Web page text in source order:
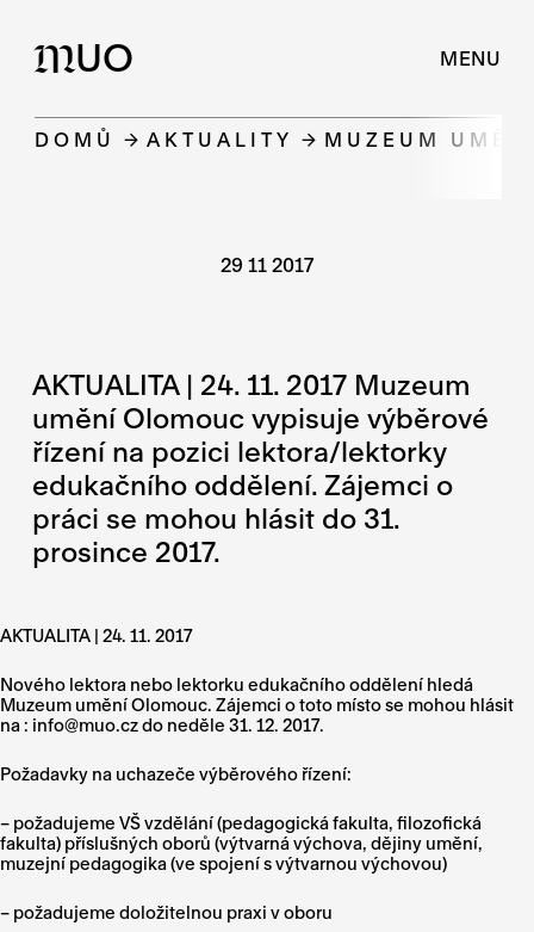
MUO MENU
DOMŮ AKTUALITY MUZEUM
29 11 2017
AKTUALITA | 24. 11. 2017 Muzeum
umění Olomouc vypisuje výběrové
řízení na pozici lektora/lektorky
edukačního oddělení. Zájemci o
práci se mohou hlásit do 31.
prosince 2017.
AKTUALITA | 24. 11. 2017
Nového lektora nebo lektorku edukačního oddělení hledá
Muzeum umění Olomouc. Zájemci o toto místo se mohou hlásit
na : info@muo.cz do neděle 31. 12. 2017.
Požadavky na uchazeče výběrového řízení:
– požadujeme VŠ vzdělání (pedagogická fakulta, filozofická
fakulta) příslušných oborů (výtvarná výchova, dějiny umění,
muzejní pedagogika (ve spojení s výtvarnou výchovou)
– požadujeme doložitelnou praxi v oboru